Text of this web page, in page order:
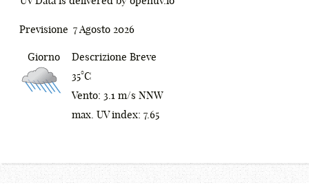
Previsione 7 Agosto 2026
Giorno
Descrizione Breve
35°C
Vento: 3.1 m/s NNW
max. UV index: 7.65
9
_
-
@
0
2
[
]
{
}
>
1
3
1
2
4
6